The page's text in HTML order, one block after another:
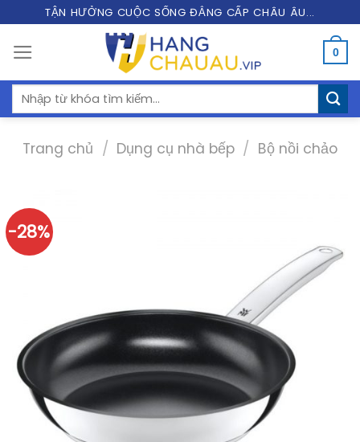
content
TẬN HƯỞNG CUỘC SỐNG ĐẲNG CẤP CHÂU ÂU...
0
Tìm
kiếm:
Trang chủ / Dụng cụ nhà bếp / Bộ nồi chảo
-28%